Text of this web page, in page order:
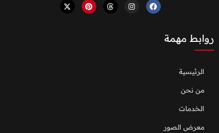
روابط مهمة
الرئيسية
من نحن
الخدمات
معرض الصور